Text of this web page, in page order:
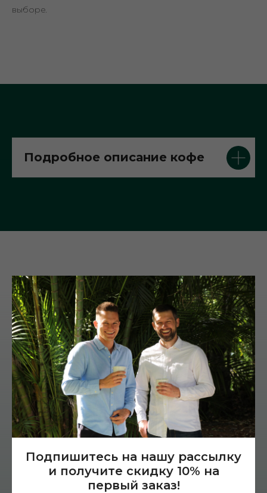
Подпишитесь на нашу рассылку
и получите скидку 10% на
первый заказ!
выборе.
Подробное описание кофе
Cпособы
приготовления
(нажмите на иконку)